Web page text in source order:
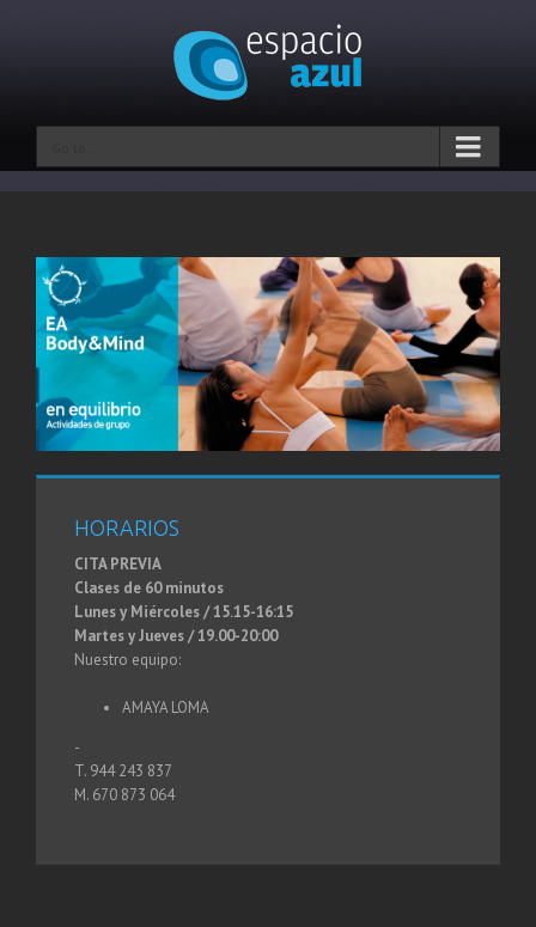
HORARIOS
CITA PREVIA
Clases de 60 minutos
Lunes y Miércoles / 15.15-16:15
Martes y Jueves / 19.00-20:00
Nuestro equipo:
AMAYA LOMA
-
T. 944 243 837
M. 670 873 064